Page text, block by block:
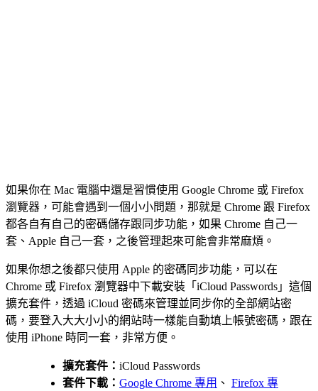
如果你在 Mac 電腦中還是習慣使用 Google Chrome 或 Firefox
瀏覽器，可能會遇到一個小小問題，那就是 Chrome 跟 Firefox
都各自有自己的密碼儲存跟同步功能，如果 Chrome 自己一
套、Apple 自己一套，之後管理起來可能會非常麻煩。
如果你想之後都只使用 Apple 的密碼同步功能，可以在
Chrome 或 Firefox 瀏覽器中下載安裝「iCloud Passwords」這個
擴充套件，透過 iCloud 密碼來管理並同步你的全部網站密
碼，要登入大大小小的網站時一樣能自動填上帳號密碼，跟在
使用 iPhone 時同一套，非常方便。
擴充套件： iCloud Passwords
套件下載： Google Chrome 專用 、 Firefox 專